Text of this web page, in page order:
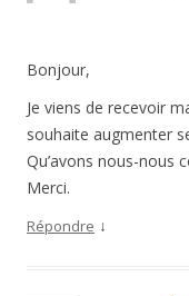
Bonjour,
Je viens de recevoir
souhaite augmenter
Qu’avons nous-nous
Merci.
Répondre ↓